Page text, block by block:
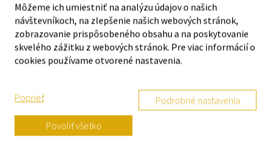
Etat Libre d'Orange Putain
des Palaces Woman
Parfémovaná voda - Tester
100ml - Parfémové vody -
Etat Libre d'Orange Eau De
Protection Parfémovaná
Môžeme ich umiestniť na analýzu údajov o našich
návštevníkoch, na zlepšenie našich webových stránok,
zobrazovanie prispôsobeného obsahu a na poskytovanie
skvelého zážitku z webových stránok. Pre viac informácií o
cookies používame otvorené nastavenia.
Poprieť Podrobné nastavenia
Povoliť všetko